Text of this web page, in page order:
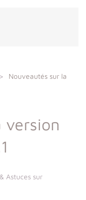
Nouveautés sur la
version
Astuces sur